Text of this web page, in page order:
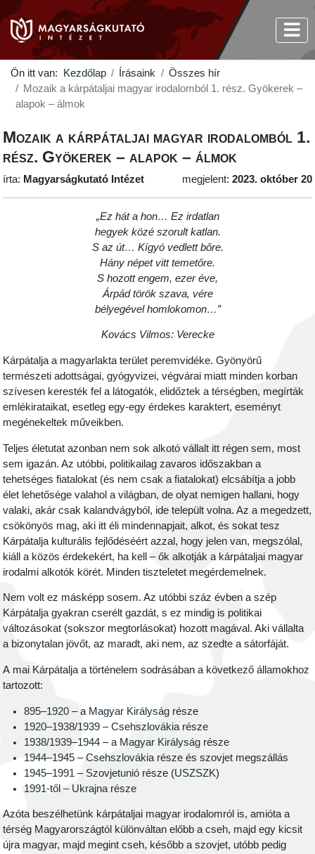
Ön itt van: Kezdőlap Írásaink
Összes hír
Mozaik a kárpátaljai magyar irodalomból 1. rész. Gyökerek –
alapok – álmok
Mozaik a kárpátaljai magyar irodalomból 1.
rész. Gyökerek – alapok – álmok
írta: Magyarságkutató Intézet megjelent: 2023. október 20
„Ez hát a hon… Ez irdatlan
hegyek közé szorult katlan.
S az út… Kígyó vedlett bőre.
Hány népet vitt temetőre.
S hozott engem, ezer éve,
Árpád török szava, vére
bélyegével homlokomon…”
Kovács Vilmos: Verecke
Kárpátalja a magyarlakta terület peremvidéke. Gyönyörű
természeti adottságai, gyógyvizei, végvárai miatt minden korban
szívesen keresték fel a látogatók, elidőztek a térségben, megírták
emlékirataikat, esetleg egy-egy érdekes karaktert, eseményt
megénekeltek műveikben.
Teljes életutat azonban nem sok alkotó vállalt itt régen sem, most
sem igazán. Az utóbbi, politikailag zavaros időszakban a
tehetséges fiatalokat (és nem csak a fiatalokat) elcsábítja a jobb
élet lehetősége valahol a világban, de olyat nemigen hallani, hogy
valaki, akár csak kalandvágyból, ide települt volna. Az a megedzett,
csökönyös mag, aki itt éli mindennapjait, alkot, és sokat tesz
Kárpátalja kulturális fejlődéséért azzal, hogy jelen van, megszólal,
kiáll a közös érdekekért, ha kell – ők alkotják a kárpátaljai magyar
irodalmi alkotók körét. Minden tiszteletet megérdemelnek.
Nem volt ez másképp sosem. Az utóbbi száz évben a szép
Kárpátalja gyakran cserélt gazdát, s ez mindig is politikai
változásokat (sokszor megtorlásokat) hozott magával. Aki vállalta
a bizonytalan jövőt, az maradt, aki nem, az szedte a sátorfáját.
A mai Kárpátalja a történelem sodrásában a következő államokhoz
tartozott:
895–1920– a Magyar Királyságrésze
1920–1938/1939–Csehszlovákiarésze
1938/1939–1944– a Magyar Királyságrésze
1944–1945–Csehszlovákiarésze és szovjet megszállás
1945–1991 – Szovjetuniórésze (USZSZK)
1991-től – Ukrajnarésze
Azóta beszélhetünk kárpátaljai magyar irodalomról is, amióta a
térség Magyarországtól különváltan előbb a cseh, majd egy kicsit
újra magyar, majd megint cseh, később a szovjet, utóbb pedig